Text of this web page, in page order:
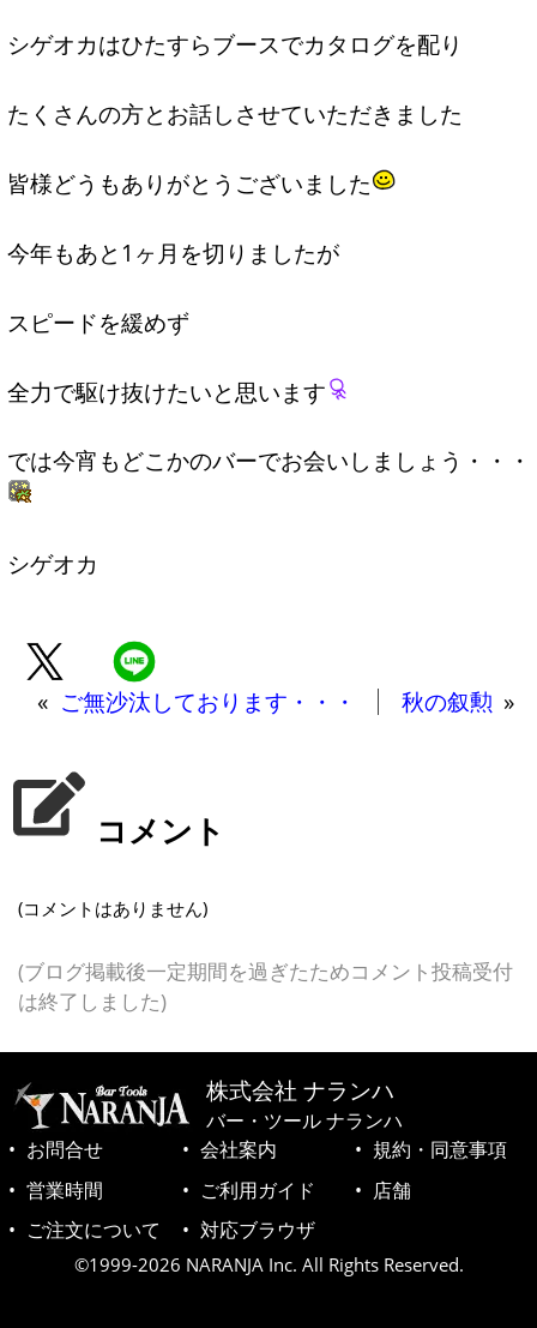
シゲオカはひたすらブースでカタログを配り
たくさんの方とお話しさせていただきました
皆様どうもありがとうございました
今年もあと1ヶ月を切りましたが
スピードを緩めず
全力で駆け抜けたいと思います
では今宵もどこかのバーでお会いしましょう・・・
シゲオカ
« ご無沙汰しております・・・ 秋の叙勲 »
コメント
(コメントはありません)
(ブログ掲載後一定期間を過ぎたためコメント投稿受付
は終了しました)
株式会社 ナランハ
バー・ツール ナランハ
お問合せ
会社案内
規約・同意事項
営業時間
ご利用ガイド
店舗
ご注文について
対応ブラウザ
©1999-2026 NARANJA Inc. All Rights Reserved.